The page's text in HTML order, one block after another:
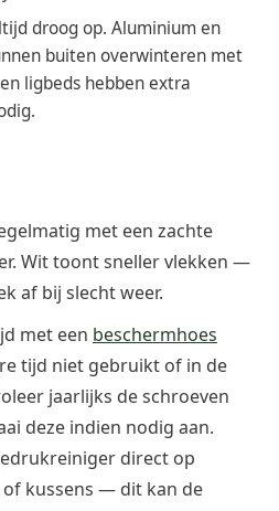
droog op. Aluminium en
buiten overwinteren met
ligbeds hebben extra
met een zachte
Wit toont sneller vlekken —
af bij slecht weer.
met een beschermhoes
tijd niet gebruikt of in de
jaarlijks de schroeven
deze indien nodig aan.
direct op
kussens — dit kan de